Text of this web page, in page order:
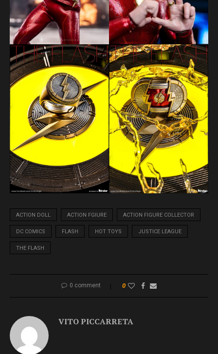
ACTION DOLL ACTION FGIURE ACTION FIGURE COLLECTOR
DC COMICS FLASH HOT TOYS JUSTICE LEAGUE
THE FLASH
0 comment 0
VITO PICCARRETA